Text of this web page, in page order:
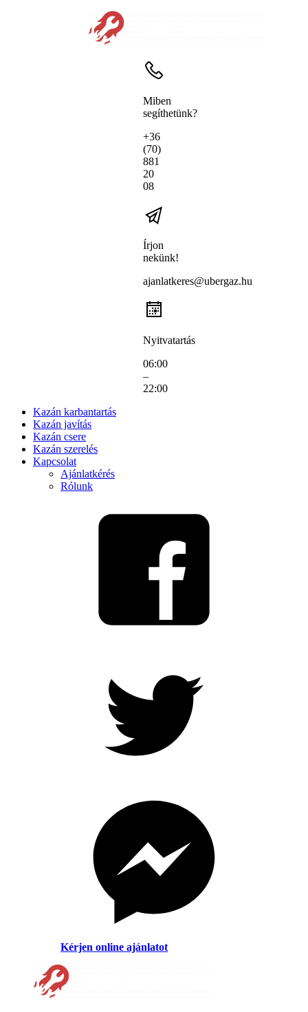
Miben
segíthetünk?
+36
(70)
881
20
08
Írjon
nekünk!
ajanlatkeres@ubergaz.hu
Nyitvatartás
06:00
–
22:00
Kazán karbantartás
Kazán javítás
Kazán csere
Kazán szerelés
Kapcsolat
Ajánlatkérés
Rólunk
Kérjen online ajánlatot